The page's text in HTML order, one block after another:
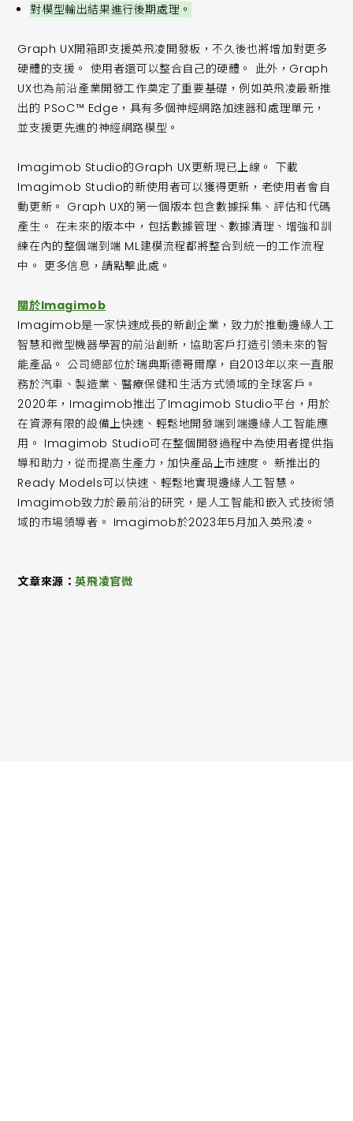
對模型輸出結果進行後期處理。
Graph UX開箱即支援英飛凌開發板，不久後也將增加對更多
硬體的支援。 使用者還可以整合自己的硬體。 此外，Graph
UX也為前沿產業開發工作奠定了重要基礎，例如英飛凌最新推
出的 PSoC™ Edge，具有多個神經網路加速器和處理單元，
並支援更先進的神經網路模型。
Imagimob Studio的Graph UX更新現已上線。 下載
Imagimob Studio的新使用者可以獲得更新，老使用者會自
動更新。 Graph UX的第一個版本包含數據採集、評估和代碼
產生。 在未來的版本中，包括數據管理、數據清理、增強和訓
練在內的整個端到端 ML建模流程都將整合到統一的工作流程
中。 更多信息，請點擊此處。
關於Imagimob
Imagimob是一家快速成長的新創企業，致力於推動邊緣人工
智慧和微型機器學習的前沿創新，協助客戶打造引領未來的智
能產品。 公司總部位於瑞典斯德哥爾摩，自2013年以來一直服
務於汽車、製造業、醫療保健和生活方式領域的全球客戶。
2020年，Imagimob推出了Imagimob Studio平台，用於
在資源有限的設備上快速、輕鬆地開發端到端邊緣人工智能應
用。 Imagimob Studio可在整個開發過程中為使用者提供指
導和助力，從而提高生產力，加快產品上市速度。 新推出的
Ready Models可以快速、輕鬆地實現邊緣人工智慧。
Imagimob致力於最前沿的研究，是人工智能和嵌入式技術領
域的市場領導者。 Imagimob於2023年5月加入英飛凌。
文章來源：英飛凌官微